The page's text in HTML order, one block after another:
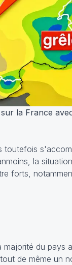
la France
la
forts,
du pays
de même un